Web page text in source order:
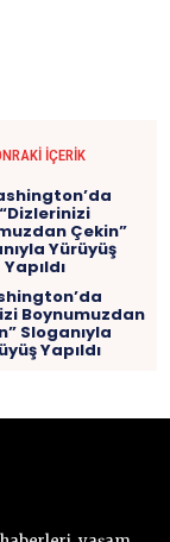
İÇERIK
Boynumuzdan
Sloganıyla
Yapıldı